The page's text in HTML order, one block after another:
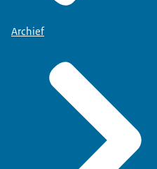
Archief